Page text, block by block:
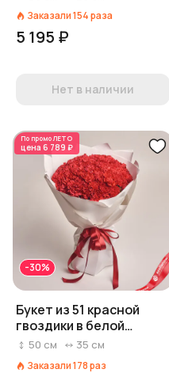
Заказали154раза
5 195 ₽
Нет в наличии
По промоЛЕТО
цена 6 789 ₽
-30%
Букет из 51 красной
гвоздики в белой
крафтовой бумаге
50 см 35 см
Заказали178раз